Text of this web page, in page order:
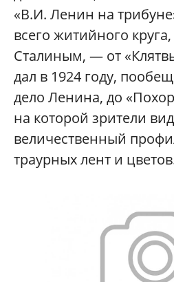
«В.И. Ленин на
всего житийного
Сталиным, — от
дал в 1924 году,
дело Ленина, до
на которой зрители
величественный
траурных лент и